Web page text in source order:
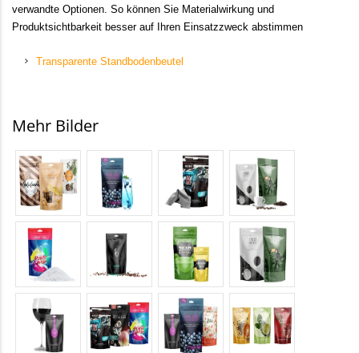
verwandte Optionen. So können Sie Materialwirkung und
Produktsichtbarkeit besser auf Ihren Einsatzzweck abstimmen
Transparente Standbodenbeutel
Mehr Bilder